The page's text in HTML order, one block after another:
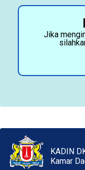
Jika
KADIN
Kamar